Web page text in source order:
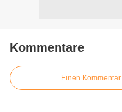
Kommentare
Einen